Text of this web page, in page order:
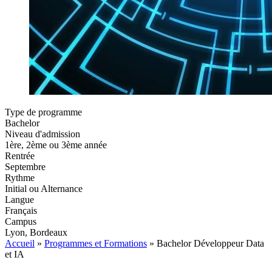
Type de programme
Bachelor
Niveau d'admission
1ère, 2ème ou 3ème année
Rentrée
Septembre
Rythme
Initial ou Alternance
Langue
Français
Campus
Lyon, Bordeaux
Accueil » Programmes et Formations » Bachelor Développeur Data
et IA